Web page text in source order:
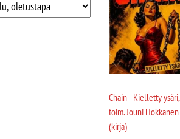
Chain - Kielletty ysäri,
toim. Jouni Hokkanen
(kirja)